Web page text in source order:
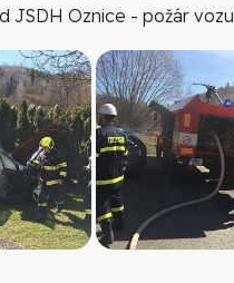
JSDH Oznice - požár vozu